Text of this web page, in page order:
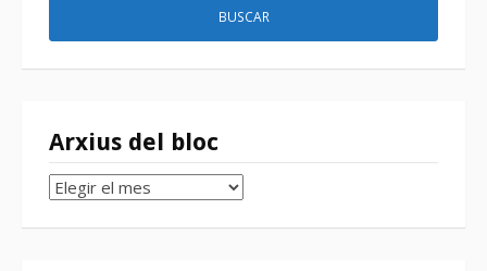
Arxius del bloc
Arxius
bloc